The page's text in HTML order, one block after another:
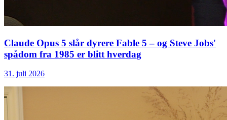
Claude Opus 5 slår dyrere Fable 5 – og Steve Jobs'
spådom fra 1985 er blitt hverdag
31. juli 2026